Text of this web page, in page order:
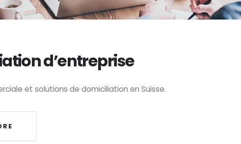
d’entreprise
et solutions de domiciliation en Suisse.